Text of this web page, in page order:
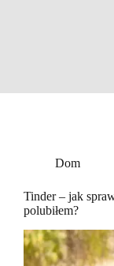
Dom
Tinder – jak
polubiłem?